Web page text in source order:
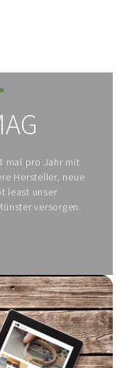
mal pro Jahr mit
Hersteller, neue
least unser
versorgen.